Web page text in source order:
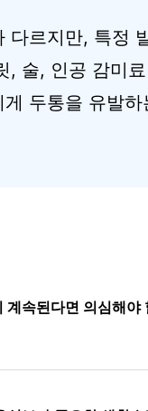
다르지만, 특정
, 술, 인공 감미
게 두통을 유발
계속된다면 의심해야